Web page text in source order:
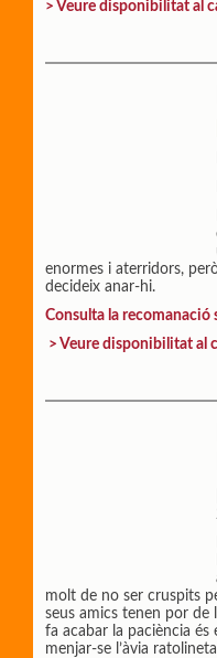
> Veure disponibilitat al
enormes i aterridors,
decideix anar-hi.
Consulta la recomanació
> Veure disponibilitat al
molt de no ser cruspits
seus amics tenen por de
fa acabar la paciència és
menjar-se l’àvia